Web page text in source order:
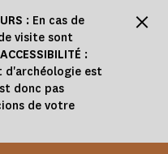
: En cas de
visite sont
:
d'archéologie est
donc pas
de votre